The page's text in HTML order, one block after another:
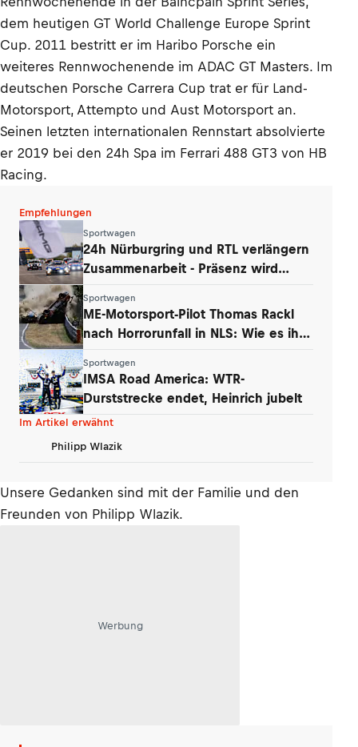
dem heutigen GT World Challenge Europe Sprint
Cup. 2011 bestritt er im Haribo Porsche ein
weiteres Rennwochenende im ADAC GT Masters. Im
deutschen Porsche Carrera Cup trat er für Land-
Motorsport, Attempto und Aust Motorsport an.
Seinen letzten internationalen Rennstart absolvierte
er 2019 bei den 24h Spa im Ferrari 488 GT3 von HB
Racing.
Empfehlungen
Sportwagen
24h Nürburgring und RTL verlängern
Zusammenarbeit - Präsenz wird
Sportwagen
ME-Motorsport-Pilot Thomas Rackl
nach Horrorunfall in NLS: Wie es ihm
Sportwagen
IMSA Road America: WTR-
Durststrecke endet, Heinrich jubelt
Im Artikel erwähnt
Philipp Wlazik
Unsere Gedanken sind mit der Familie und den
Freunden von Philipp Wlazik.
Werbung